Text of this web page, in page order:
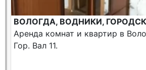
ВОЛОГДА, ВОДНИКИ,
Аренда комнат и квартир в
Гор. Вал 11.